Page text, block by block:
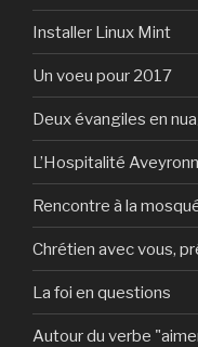
Installer Linux Mint
Un voeu pour 2017
Deux évangiles en
L’Hospitalité
Rencontre à la
Chrétien avec vous,
La foi en questions
Autour du verbe